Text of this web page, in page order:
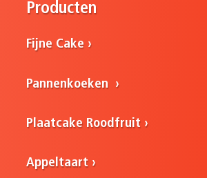
Producten
Fijne Cake
Pannenkoeken
Plaatcake Roodfruit
Appeltaart